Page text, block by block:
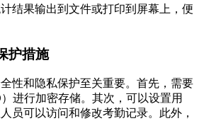
结果输出到文件或打印到屏幕上，便
护措施
性和隐私保护至关重要。首先，需要
进行加密存储。其次，可以设置用
员可以访问和修改考勤记录。此外，